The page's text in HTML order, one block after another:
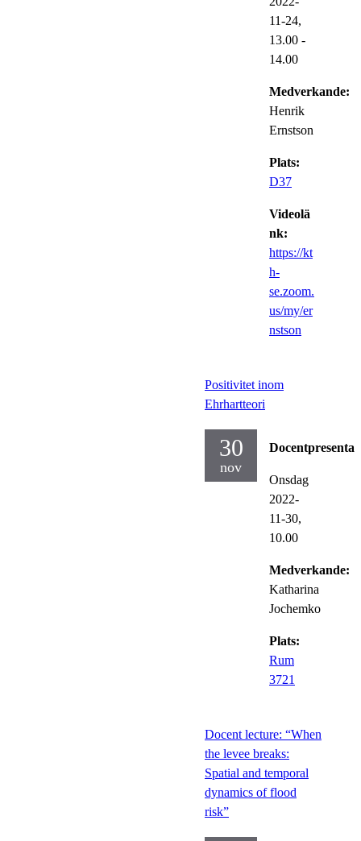
11-24,
13.00 -
14.00
Medverkande:
Henrik
Ernstson
Plats:
D37
Videolä
nk:
https://kt
h-
se.zoom.
us/my/er
nstson
Positivitet inom
Ehrhartteori
30
nov
Onsdag
2022-
11-30,
10.00
Medverkande:
Katharina
Jochemko
Plats:
Rum
3721
Docent lecture: “When
the levee breaks:
Spatial and temporal
dynamics of flood
risk”